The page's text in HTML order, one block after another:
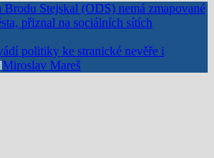
Brodu Stejskal (ODS) nemá zmapované
přiznal na sociálních sítích
politiky ke stranické nevěře i
Miroslav Mareš